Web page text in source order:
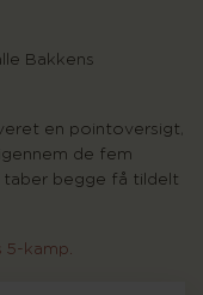
Bakkens
en pointoversigt,
de fem
taber begge få tildelt
5-kamp.